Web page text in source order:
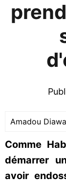
Amadou
Comme
démarrer
avoir